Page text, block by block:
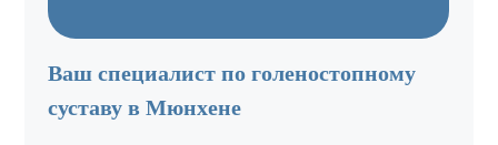
Ваш специалист по голеностопному
суставу в Мюнхене